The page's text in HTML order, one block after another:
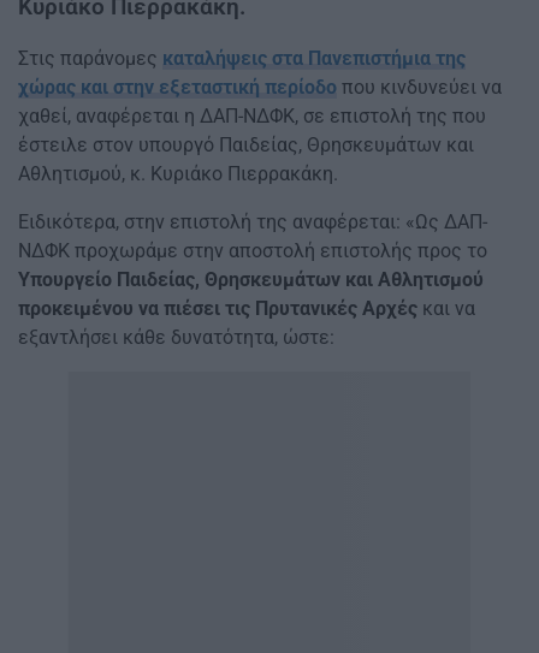
Κυριάκο Πιερρακάκη.
Στις παράνομες καταλήψεις στα Πανεπιστήμια της
χώρας και στην εξεταστική περίοδο που κινδυνεύει να
χαθεί, αναφέρεται η ΔΑΠ-ΝΔΦΚ, σε επιστολή της που
έστειλε στον υπουργό Παιδείας, Θρησκευμάτων και
Αθλητισμού, κ. Κυριάκο Πιερρακάκη.
Ειδικότερα, στην επιστολή της αναφέρεται: «Ως ΔΑΠ-
ΝΔΦΚ προχωράμε στην αποστολή επιστολής προς το
Υπουργείο Παιδείας, Θρησκευμάτων και Αθλητισμού
προκειμένου να πιέσει τις Πρυτανικές Αρχές και να
εξαντλήσει κάθε δυνατότητα, ώστε: